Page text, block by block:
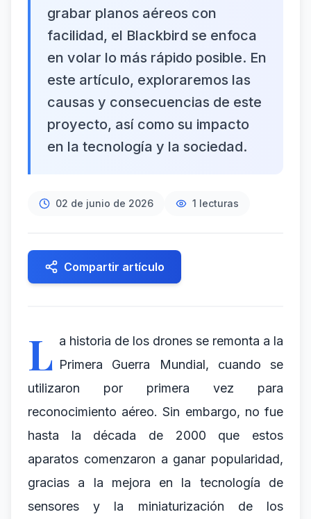
grabar planos aéreos con
facilidad, el Blackbird se enfoca
en volar lo más rápido posible. En
este artículo, exploraremos las
causas y consecuencias de este
proyecto, así como su impacto
en la tecnología y la sociedad.
02 de junio de 2026 1 lecturas
Compartir artículo
L a historia de los drones se remonta a la
Primera Guerra Mundial, cuando se
utilizaron por primera vez para
reconocimiento aéreo. Sin embargo, no fue
hasta la década de 2000 que estos
aparatos comenzaron a ganar popularidad,
gracias a la mejora en la tecnología de
sensores y la miniaturización de los